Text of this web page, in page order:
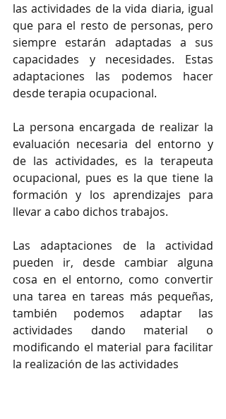
las actividades de la vida diaria, igual
que para el resto de personas, pero
siempre estarán adaptadas a sus
capacidades y necesidades. Estas
adaptaciones las podemos hacer
desde terapia ocupacional.
La persona encargada de realizar la
evaluación necesaria del entorno y
de las actividades, es la terapeuta
ocupacional, pues es la que tiene la
formación y los aprendizajes para
llevar a cabo dichos trabajos.
Las adaptaciones de la actividad
pueden ir, desde cambiar alguna
cosa en el entorno, como convertir
una tarea en tareas más pequeñas,
también podemos adaptar las
actividades dando material o
modificando el material para facilitar
la realización de las actividades